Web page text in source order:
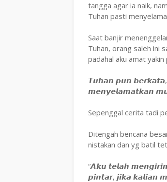
tangga agar ia naik,
Tuhan pasti
Saat banjir
Tuhan, orang saleh ini
padahal aku amat yakin
𝙏𝙪𝙝𝙖𝙣 𝙥𝙪𝙣 𝙗𝙚𝙧𝙠𝙖𝙩𝙖,
𝙢𝙚𝙣𝙮𝙚𝙡𝙖𝙢𝙖𝙩𝙠𝙖𝙣 𝙢𝙪,
Sepenggal cerita tadi
Ditengah bencana
nistakan dan yg batil
“𝘼𝙠𝙪 𝙩𝙚𝙡𝙖𝙝
𝙥𝙞𝙣𝙩𝙖𝙧, 𝙟𝙞𝙠𝙖